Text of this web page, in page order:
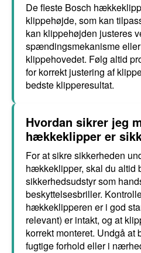
De fleste Bosch
klippehøjde, som kan
kan klippehøjden justeres
spændingsmekanisme
klippehovedet. Følg altid
for korrekt justering af
bedste klipperesultat.
Hvordan sikrer jeg
hækkeklipper er
For at sikre sikkerheden
hækkeklipper, skal du altid
sikkerhedsudstyr som
beskyttelsesbriller.
hækkeklipperen er i god
relevant) er intakt, og at
korrekt monteret. Undgå
fugtige forhold eller i